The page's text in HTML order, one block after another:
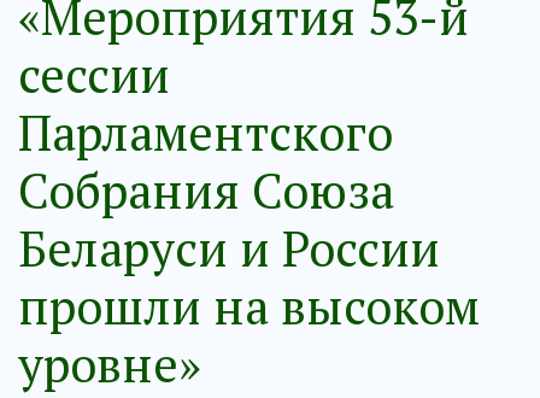
«Мероприятия 53-й
сессии
Парламентского
Собрания Союза
Беларуси и России
прошли на высоком
уровне»